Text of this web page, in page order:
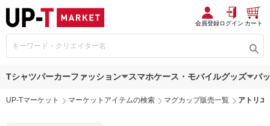
会員登録ログイン カート
Tシャツパーカーファッション スマホケース・モバイルグッズ バ
UP-Tマーケット マーケットアイテムの検索 マグカップ販売一覧 アトリエ